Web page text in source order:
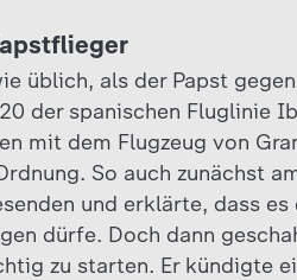
üblich, als der Papst
der spanischen Fluglinie
mit dem Flugzeug von
So auch zunächst
und erklärte, dass
dürfe. Doch dann
zu starten. Er kündigte